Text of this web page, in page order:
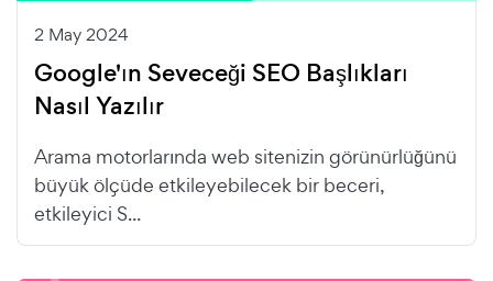
2 May 2024
Google'ın Seveceği SEO Başlıkları
Nasıl Yazılır
Arama motorlarında web sitenizin görünürlüğünü
büyük ölçüde etkileyebilecek bir beceri,
etkileyici S...